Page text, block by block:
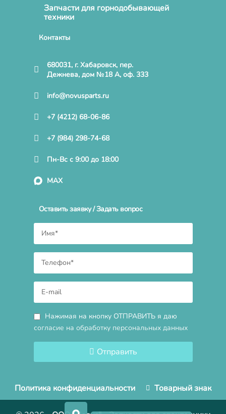
Запчасти для горнодобывающей
техники
Контакты
680031, г. Хабаровск, пер.
Дежнева, дом №18 А, оф. 333
info@novusparts.ru
+7 (4212) 68-06-86
+7 (984) 298-74-68
Пн-Вс с 9:00 до 18:00
MAX
Оставить заявку / Задать вопрос
Нажимая на кнопку ОТПРАВИТЬ я даю
согласие на обработку персональных данных
Отправить
Политика конфиденциальности Товарный знак